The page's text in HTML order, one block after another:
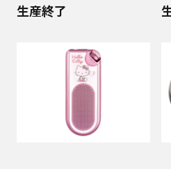
生産終了